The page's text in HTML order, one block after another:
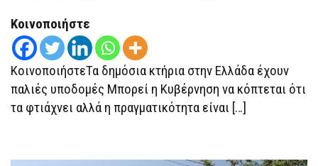
Κοινοποιήστε
ΚοινοποιήστεΤα δημόσια κτήρια στην Ελλάδα έχουν
παλιές υποδομές Μπορεί η Κυβέρνηση να κόπτεται ότι
τα φτιάχνει αλλά η πραγματικότητα είναι […]